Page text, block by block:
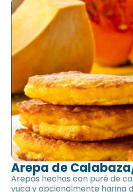
Arepa de
Arepas hechas con puré de
yuca y opcionalmente harina